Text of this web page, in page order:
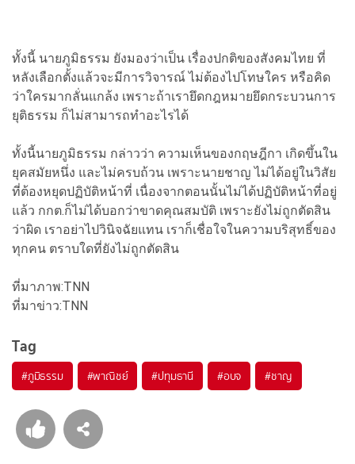
ทั้งนี้ นายภูมิธรรม ยังมองว่าเป็น เรื่องปกติของสังคมไทย ที่
หลังเลือกตั้งแล้วจะมีการวิจารณ์ ไม่ต้องไปโทษใคร หรือคิด
ว่าใครมากลั่นแกล้ง เพราะถ้าเรายึดกฎหมายยึดกระบวนการ
ยุติธรรม ก็ไม่สามารถทำอะไรได้
ทั้งนี้นายภูมิธรรม กล่าวว่า ความเห็นของกฤษฎีกา เกิดขึ้นใน
ยุคสมัยหนึ่ง และไม่ครบถ้วน เพราะนายชาญ ไม่ได้อยู่ในวิสัย
ที่ต้องหยุดปฏิบัติหน้าที่ เนื่องจากตอนนั้นไม่ได้ปฏิบัติหน้าที่อยู่
แล้ว กกต.ก็ไม่ได้บอกว่าขาดคุณสมบัติ เพราะยังไม่ถูกตัดสิน
ว่าผิด เราอย่าไปวินิจฉัยแทน เราก็เชื่อใจในความบริสุทธิ์ของ
ทุกคน ตราบใดที่ยังไม่ถูกตัดสิน
ที่มาภาพ:TNN
ที่มาข่าว:TNN
Tag
#ภูมิธรรม #พาณิชย์ #ปทุมธานี #อบจ #ชาญ